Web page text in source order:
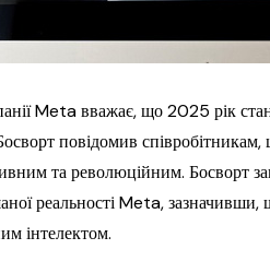
Meta вважає, що 2025 рік
повідомив
та революційним. Босворт
реальності Meta,
інтелектом.